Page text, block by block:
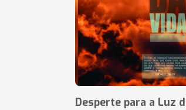
Desperte para a Luz